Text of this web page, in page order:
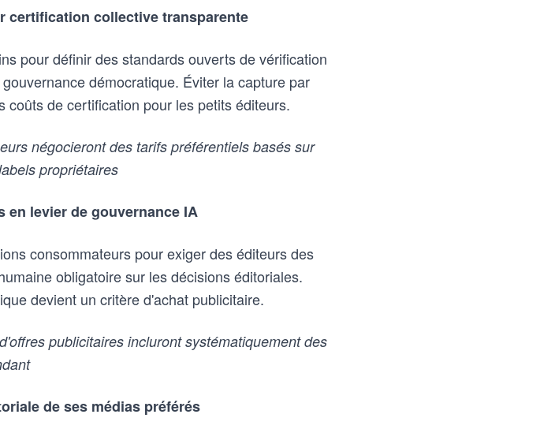
certification collective transparente
pour définir des standards ouverts de vérification
démocratique. Éviter la capture par
de certification pour les petits éditeurs.
négocieront des tarifs préférentiels basés sur
propriétaires
en levier de gouvernance IA
consommateurs pour exiger des éditeurs des
obligatoire sur les décisions éditoriales.
devient un critère d'achat publicitaire.
publicitaires incluront systématiquement des
de ses médias préférés